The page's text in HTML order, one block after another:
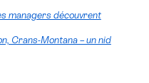
managers découvrent
Crans-Montana – un nid